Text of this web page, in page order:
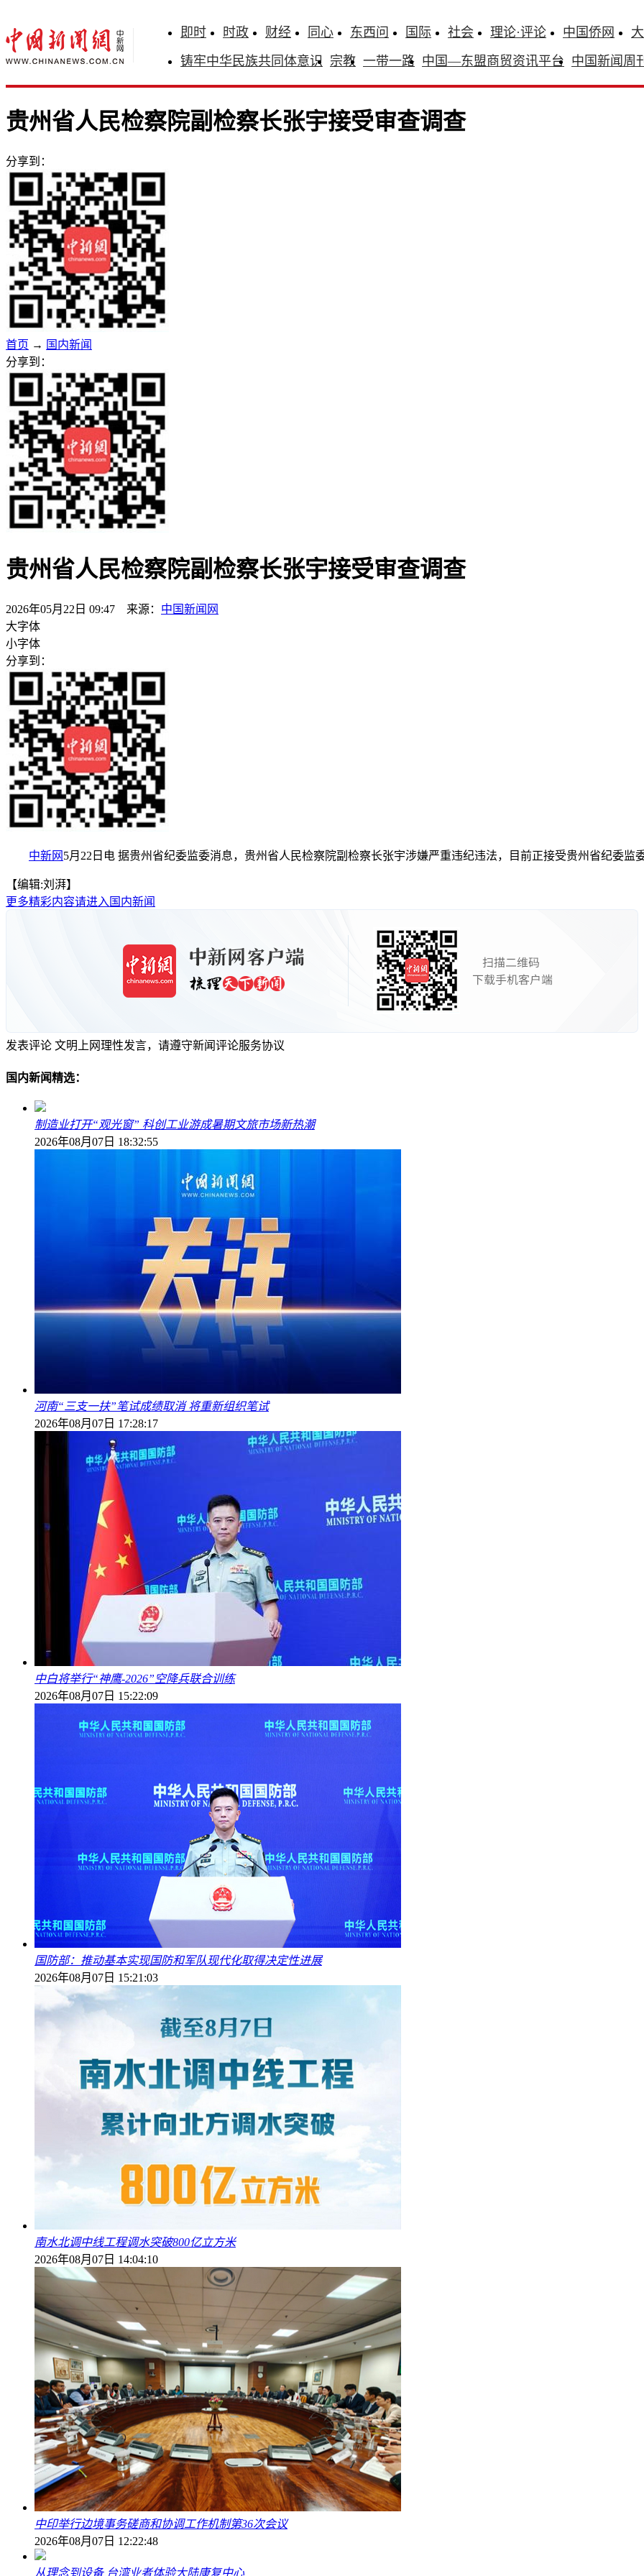
即时 时政 财经 同心 东西问 国际 社会 理论·评论 中国侨网
铸牢中华民族共同体意识 宗教 一带一路 中国—东盟商贸资讯平台 中国新闻周
贵州省人民检察院副检察长张宇接受审查调查
分享到：
首页 → 国内新闻
分享到：
贵州省人民检察院副检察长张宇接受审查调查
2026年05月22日 09:47 来源： 中国新闻网
大字体
小字体
分享到：
中新网 5月22日电 据贵州省纪委监委消息，贵州省人民检察院副检察长张宇涉嫌严重违纪违法，目前正接受贵州省纪委监
【编辑:刘湃】
更多精彩内容请进入国内新闻
发表评论 文明上网理性发言，请遵守新闻评论服务协议
国内新闻精选：
制造业打开“观光窗” 科创工业游成暑期文旅市场新热潮
2026年08月07日 18:32:55
河南“三支一扶”笔试成绩取消 将重新组织笔试
2026年08月07日 17:28:17
中白将举行“神鹰-2026”空降兵联合训练
2026年08月07日 15:22:09
国防部：推动基本实现国防和军队现代化取得决定性进展
2026年08月07日 15:21:03
南水北调中线工程调水突破800亿立方米
2026年08月07日 14:04:10
中印举行边境事务磋商和协调工作机制第36次会议
2026年08月07日 12:22:48
从理念到设备 台湾业者体验大陆康复中心